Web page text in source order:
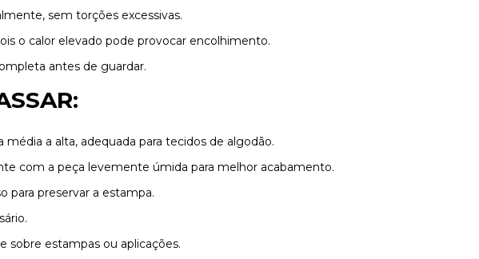
sem torções excessivas.
o calor elevado pode provocar encolhimento.
antes de guardar.
média a alta, adequada para tecidos de algodão.
com a peça levemente úmida para melhor acabamento.
para preservar a estampa.
sobre estampas ou aplicações.